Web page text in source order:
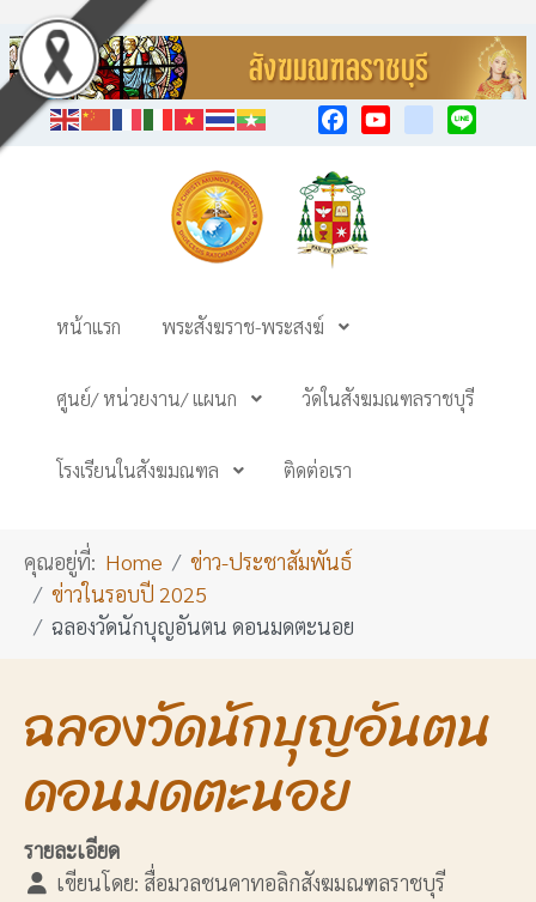
หน้าแรก พระสังฆราช-พระสงฆ์
ศูนย์/ หน่วยงาน/ แผนก วัดในสังฆมณฑลราชบุรี
โรงเรียนในสังฆมณฑล ติดต่อเรา
คุณอยู่ที่: Home
ข่าว-ประชาสัมพันธ์
ข่าวในรอบปี 2025
ฉลองวัดนักบุญอันตน ดอนมดตะนอย
ฉลองวัดนักบุญอันตน
ดอนมดตะนอย
รายละเอียด
เขียนโดย: สื่อมวลชนคาทอลิกสังฆมณฑลราชบุรี